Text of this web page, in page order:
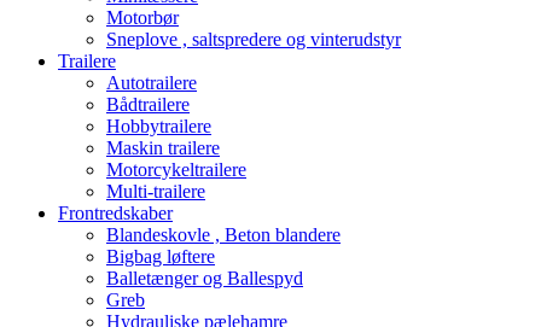
Motorbør
Sneplove , saltspredere og vinterudstyr
Trailere
Autotrailere
Bådtrailere
Hobbytrailere
Maskin trailere
Motorcykeltrailere
Multi-trailere
Frontredskaber
Blandeskovle , Beton blandere
Bigbag løftere
Balletænger og Ballespyd
Greb
Hydrauliske pælehamre